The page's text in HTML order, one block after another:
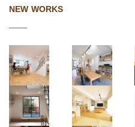
NEW WORKS